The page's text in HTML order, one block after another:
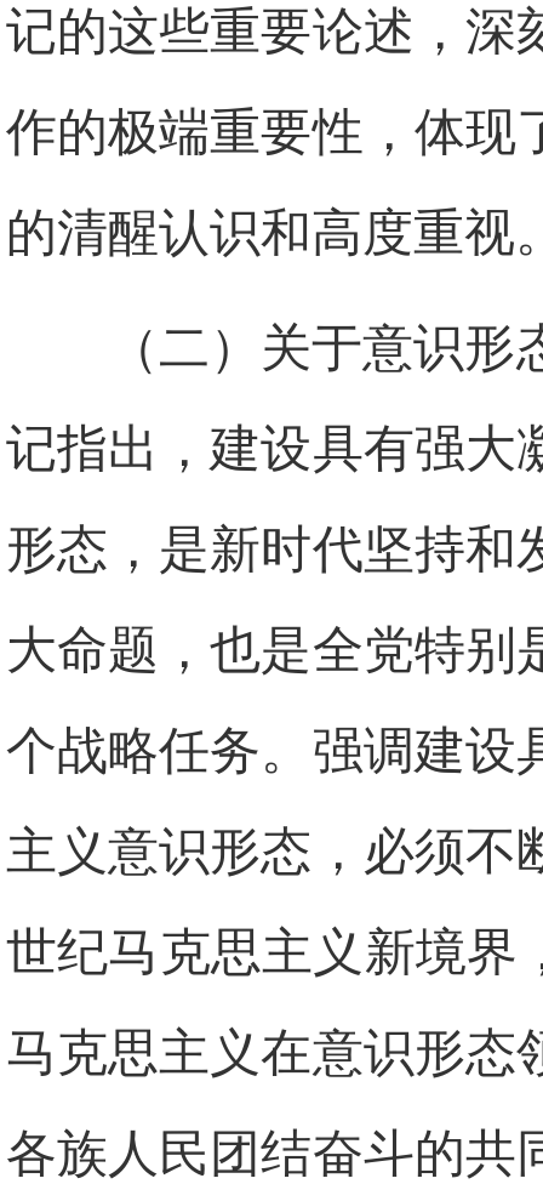
记的这些重要论述，深
作的极端重要性，体现
的清醒认识和高度重视
（二）关于意识
记指出，建设具有强大
形态，是新时代坚持和
大命题，也是全党特别
个战略任务。强调建设
主义意识形态，必须不
世纪马克思主义新境界
马克思主义在意识形态
各族人民团结奋斗的共